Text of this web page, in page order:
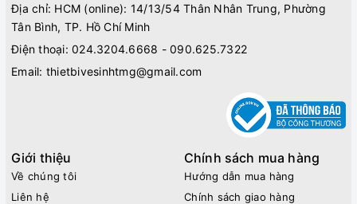
Địa chỉ: HCM (online): 14/13/54 Thân Nhân Trung, Phường
Tân Bình, TP. Hồ Chí Minh
Điện thoại: 024.3204.6668 - 090.625.7322
Email: thietbivesinhtmg@gmail.com
Giới thiệu
Về chúng tôi
Liên hệ
Chính sách mua hàng
Hướng dẫn mua hàng
Chính sách giao hàng